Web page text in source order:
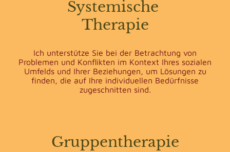
Systemische
Therapie
Ich unterstütze Sie bei der Betrachtung von
Problemen und Konflikten im Kontext Ihres sozialen
Umfelds und Ihrer Beziehungen, um Lösungen zu
finden, die auf Ihre individuellen Bedürfnisse
zugeschnitten sind.
Gruppentherapie